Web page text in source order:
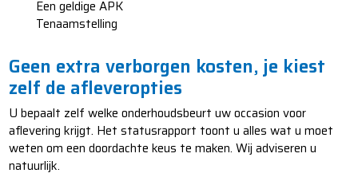
​​​​​​Een geldige APK
​​​​​​Tenaamstelling
Geen extra verborgen kosten, je kiest
zelf de afleveropties
U bepaalt zelf welke onderhoudsbeurt uw occasion voor
aflevering krijgt. Het statusrapport toont u alles wat u moet
weten om een doordachte keus te maken. Wij adviseren u
natuurlijk.